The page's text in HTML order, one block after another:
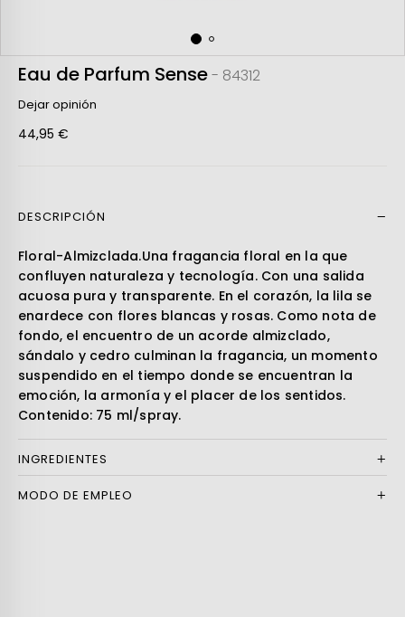
Eau de Parfum Sense- 84312
Dejar opinión
44,95 €
DESCRIPCIÓN
Floral-Almizclada.Una fragancia floral en la que
confluyen naturaleza y tecnología. Con una salida
acuosa pura y transparente. En el corazón, la lila se
enardece con flores blancas y rosas. Como nota de
fondo, el encuentro de un acorde almizclado,
sándalo y cedro culminan la fragancia, un momento
suspendido en el tiempo donde se encuentran la
emoción, la armonía y el placer de los sentidos.
Contenido: 75 ml/spray.
INGREDIENTES
MODO DE EMPLEO